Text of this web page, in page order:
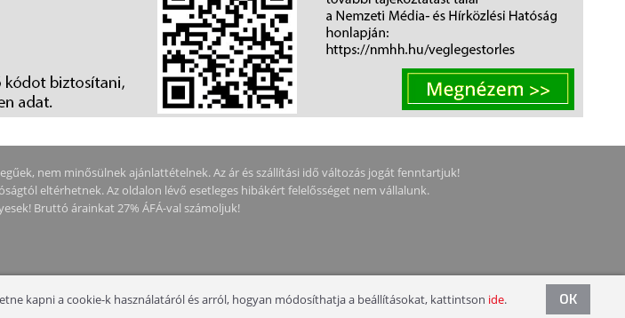
nem minősülnek ajánlattételnek. Az ár és szállítási idő változás jogát fenntartjuk!
eltérhetnek. Az oldalon lévő esetleges hibákért felelősséget nem vállalunk.
Bruttó árainkat 27% ÁFÁ-val számoljuk!
kapni a cookie-k használatáról és arról, hogyan módosíthatja a beállításokat, kattintson ide. OK